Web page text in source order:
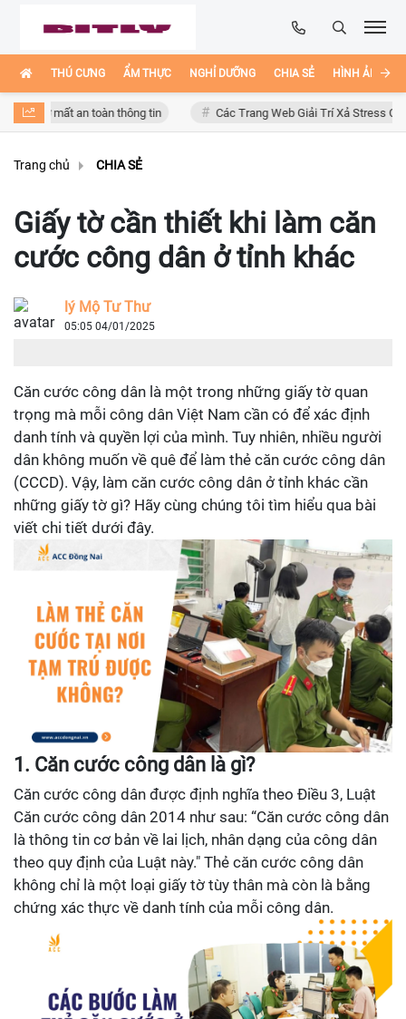
THÚ CƯNG ẨM THỰC NGHỈ DƯỠNG CHIA SẺ HÌNH ẢNH
cơ mất an toàn thông tin Các Trang Web Giải Trí Xả Stress Cực Hay
Trang chủ CHIA SẺ
Giấy tờ cần thiết khi làm căn
cước công dân ở tỉnh khác
lý Mộ Tư Thư
05:05 04/01/2025
Căn cước công dân là một trong những giấy tờ quan
trọng mà mỗi công dân Việt Nam cần có để xác định
danh tính và quyền lợi của mình. Tuy nhiên, nhiều người
dân không muốn về quê để làm thẻ căn cước công dân
(CCCD). Vậy, làm căn cước công dân ở tỉnh khác cần
những giấy tờ gì? Hãy cùng chúng tôi tìm hiểu qua bài
viết chi tiết dưới đây.
1. Căn cước công dân là gì?
Căn cước công dân được định nghĩa theo Điều 3, Luật
Căn cước công dân 2014 như sau: “Căn cước công dân
là thông tin cơ bản về lai lịch, nhân dạng của công dân
theo quy định của Luật này." Thẻ căn cước công dân
không chỉ là một loại giấy tờ tùy thân mà còn là bằng
chứng xác thực về danh tính của mỗi công dân.